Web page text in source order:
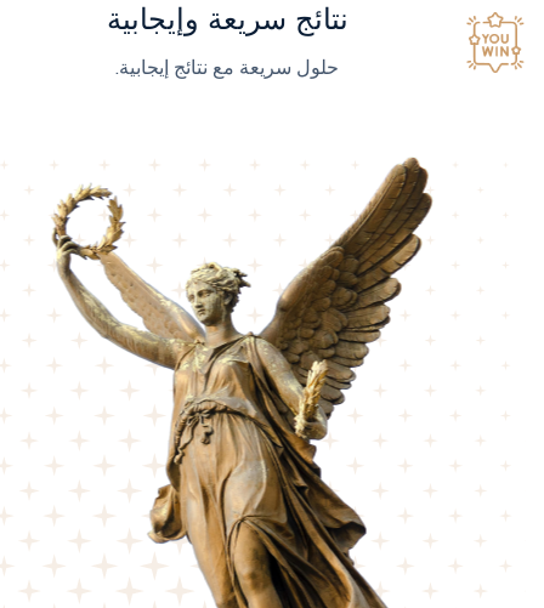
نتائج سريعة وإيجابية
حلول سريعة مع نتائج إيجابية.